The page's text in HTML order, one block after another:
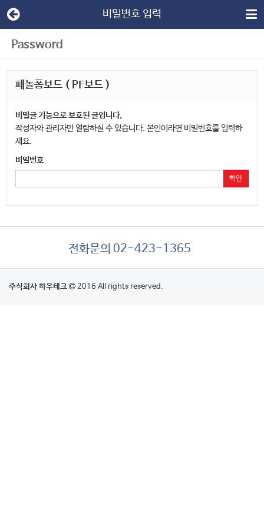
비밀번호 입력
Password
페놀폼보드 ( PF보드 )
비밀글 기능으로 보호된 글입니다.
작성자와 관리자만 열람하실 수 있습니다. 본인이라면 비밀번호를 입력하
세요.
비밀번호
확인
전화문의 02-423-1365
주식회사 하우테크 2016 All rights reserved.